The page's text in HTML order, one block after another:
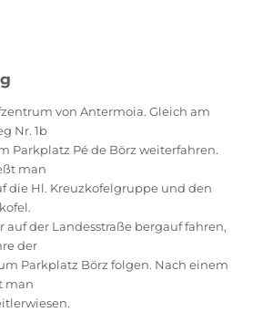
von Antermoia. Gleich am
Nr. 1b
Parkplatz Pé de Börz weiterfahren.
man
die Hl. Kreuzkofelgruppe und den
auf der Landesstraße bergauf fahren,
der
Parkplatz Börz folgen. Nach einem
man